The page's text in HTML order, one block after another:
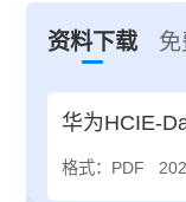
资料下载
华为HCIE-
格式：PDF